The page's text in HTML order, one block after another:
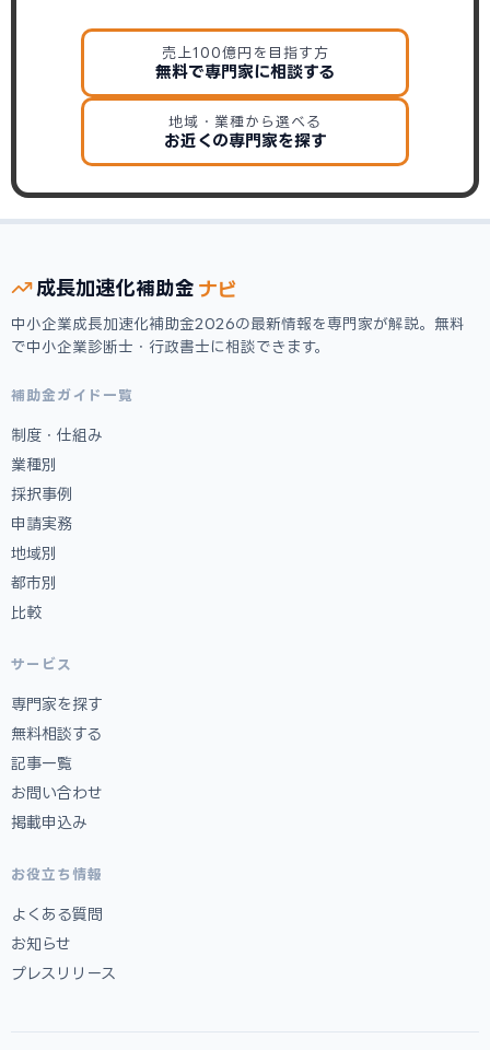
売上100億円を目指す方
無料で専門家に相談する
地域・業種から選べる
お近くの専門家を探す
成長加速化補助金 ナビ
中小企業成長加速化補助金2026の最新情報を専門家が解説。無料
で中小企業診断士・行政書士に相談できます。
補助金ガイド一覧
制度・仕組み
業種別
採択事例
申請実務
地域別
都市別
比較
サービス
専門家を探す
無料相談する
記事一覧
お問い合わせ
掲載申込み
お役立ち情報
よくある質問
お知らせ
プレスリリース